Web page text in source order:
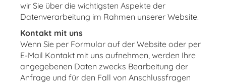
wir Sie über die wichtigsten Aspekte der
Datenverarbeitung im Rahmen unserer Website.
Kontakt mit uns
Wenn Sie per Formular auf der Website oder per
E-Mail Kontakt mit uns aufnehmen, werden Ihre
angegebenen Daten zwecks Bearbeitung der
Anfrage und für den Fall von Anschlussfragen